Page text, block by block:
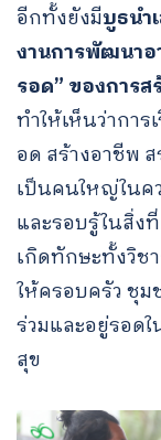
อีกทั้งยังมีบูธนำ
งานการพัฒนาอ
รอด” ของการส
ทำให้เห็นว่ากา
อด สร้างอาชีพ
เป็นคนใหญ่ในค
และรอบรู้ในสิ่ง
เกิดทักษะทั้งวิช
ให้ครอบครัว ชุม
ร่วมและอยู่รอด
สุข